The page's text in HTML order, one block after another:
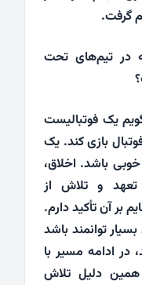
گرفت.
در تیم‌های تحت
یک فوتبالیست
بازی کند. یک
باشد. اخلاق،
تعهد و تلاش از
بر آن تأکید دارم.
توانمند باشد
در ادامه مسیر با
دلیل تلاش